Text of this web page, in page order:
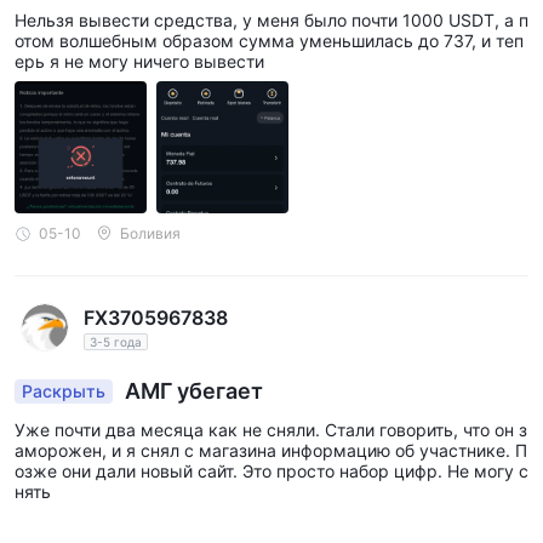
позициями.
Служба поддержки
AMGподдержка клиентов ограничена с точки зрения
доступных каналов. Вы можете связаться с их службой
поддержки клиентов по электронной почте и номеру
телефона. однако важно отметить, что веб-сайт компании в
настоящее время недоступен, поэтому неясно, предлагают
реальном времени, варианты обратного вызова, раздел
часто задаваемых вопросов (FAQ) или круглосуточная
вот контактные данные для AMG служба поддержки
клиентов:
электронная почта: info@ AMG Capital.co.uk
Номер телефона: 0044 2084 323 0044
Нельзя вывести средства, у меня было почти 1000 USDT, а п
отом волшебным образом сумма уменьшилась до 737, и теп
ерь я не могу ничего вывести
05-10 Боливия
FX3705967838
3-5 года
Раскрыть АМГ убегает
Уже почти два месяца как не сняли. Стали говорить, что он з
аморожен, и я снял с магазина информацию об участнике. П
озже они дали новый сайт. Это просто набор цифр. Не могу с
нять